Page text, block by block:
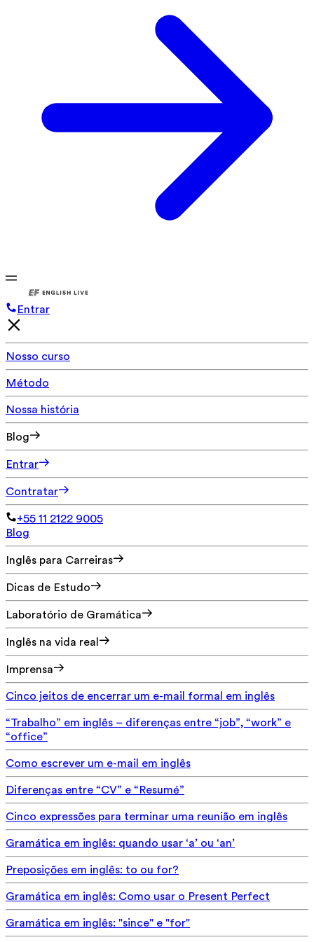
Entrar
Nosso curso
Método
Nossa história
Blog
Entrar
Contratar
+55 11 2122 9005
Blog
Inglês para Carreiras
Dicas de Estudo
Laboratório de Gramática
Inglês na vida real
Imprensa
Cinco jeitos de encerrar um e-mail formal em inglês
“Trabalho” em inglês – diferenças entre “job”, “work” e
“office”
Como escrever um e-mail em inglês
Diferenças entre “CV” e “Resumé”
Cinco expressões para terminar uma reunião em inglês
Gramática em inglês: quando usar ‘a’ ou ‘an’
Preposições em inglês: to ou for?
Gramática em inglês: Como usar o Present Perfect
Gramática em inglês: "since" e "for"